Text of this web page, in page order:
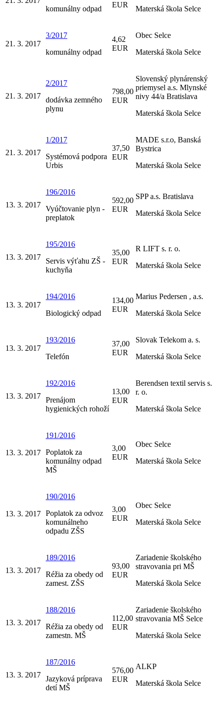
komunálny odpad
EUR Materská škola Selce
21. 3. 2017
3/2017
komunálny odpad
4,62
EUR
Obec Selce
Materská škola Selce
21. 3. 2017
2/2017
dodávka zemného
plynu
798,00
EUR
Slovenský plynárenský
priemysel a.s. Mlynské
nivy 44/a Bratislava
Materská škola Selce
21. 3. 2017
1/2017
Systémová podpora
Urbis
37,50
EUR
MADE s.r.o, Banská
Bystrica
Materská škola Selce
13. 3. 2017
196/2016
Vyúčtovanie plyn -
preplatok
592,00
EUR
SPP a.s. Bratislava
Materská škola Selce
13. 3. 2017
195/2016
Servis výťahu ZŠ -
kuchyňa
35,00
EUR
R LIFT s. r. o.
Materská škola Selce
13. 3. 2017
194/2016
Biologický odpad
134,00
EUR
Marius Pedersen , a.s.
Materská škola Selce
13. 3. 2017
193/2016
Telefón
37,00
EUR
Slovak Telekom a. s.
Materská škola Selce
13. 3. 2017
192/2016
Prenájom
hygienických rohoží
13,00
EUR
Berendsen textil servis s.
r. o.
Materská škola Selce
13. 3. 2017
191/2016
Poplatok za
komunálny odpad
MŠ
3,00
EUR
Obec Selce
Materská škola Selce
13. 3. 2017
190/2016
Poplatok za odvoz
komunálneho
odpadu ZŠS
3,00
EUR
Obec Selce
Materská škola Selce
13. 3. 2017
189/2016
Réžia za obedy od
zamest. ZŠS
93,00
EUR
Zariadenie školského
stravovania pri MŠ
Materská škola Selce
13. 3. 2017
188/2016
Réžia za obedy od
zamestn. MŠ
112,00
EUR
Zariadenie školského
stravovania MŠ Selce
Materská škola Selce
13. 3. 2017
187/2016
Jazyková príprava
detí MŠ
576,00
EUR
ALKP
Materská škola Selce